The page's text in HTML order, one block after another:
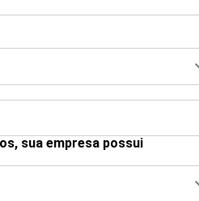
sua empresa possui